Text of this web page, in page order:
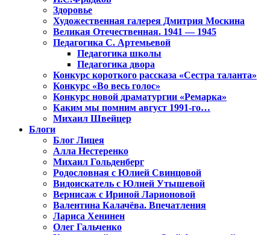
Здоровье
Художественная галерея Дмитрия Москина
Великая Отечественная. 1941 — 1945
Педагогика С. Артемьевой
Педагогика школы
Педагогика двора
Конкурс короткого рассказа «Сестра таланта»
Конкурс «Во весь голос»
Конкурс новой драматургии «Ремарка»
Каким мы помним август 1991-го…
Михаил Швейцер
Блоги
Блог Лицея
Алла Нестеренко
Михаил Гольденберг
Родословная с Юлией Свинцовой
Видоискатель с Юлией Утышевой
Вернисаж с Ириной Ларионовой
Валентина Калачёва. Впечатления
Лариса Хенинен
Олег Гальченко